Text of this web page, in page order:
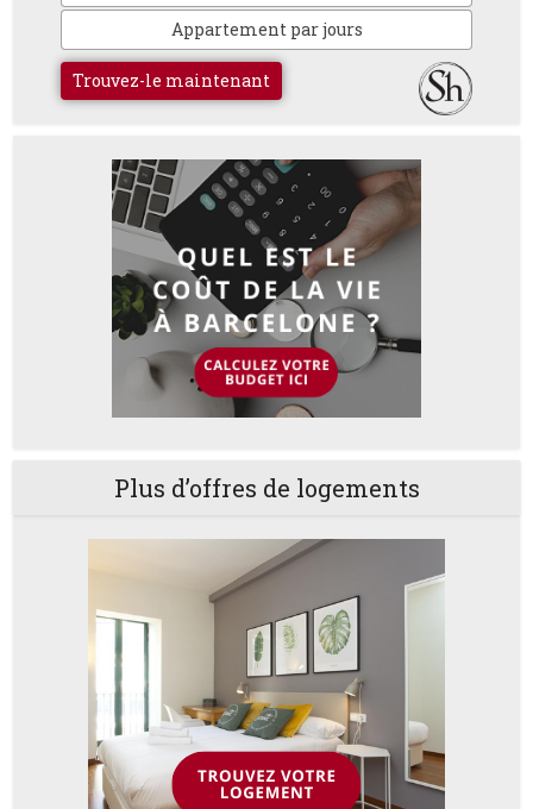
Appartement par jours
Trouvez-le maintenant
Plus d’offres de logements